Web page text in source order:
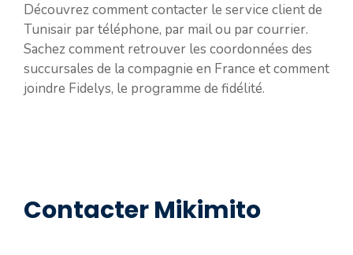
Découvrez comment contacter le service client de
Tunisair par téléphone, par mail ou par courrier.
Sachez comment retrouver les coordonnées des
succursales de la compagnie en France et comment
joindre Fidelys, le programme de fidélité.
Contacter Mikimito